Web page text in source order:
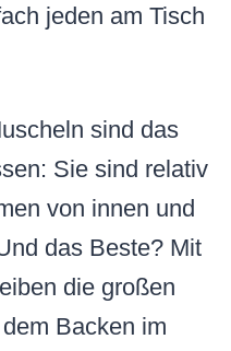
jeden am Tisch
sind das
Sie sind relativ
von innen und
das Beste? Mit
die großen
Backen im